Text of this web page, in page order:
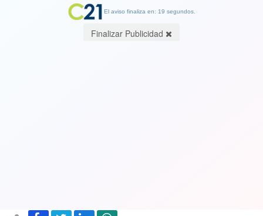
El aviso finaliza en: 19 segundos.
Finalizar Publicidad